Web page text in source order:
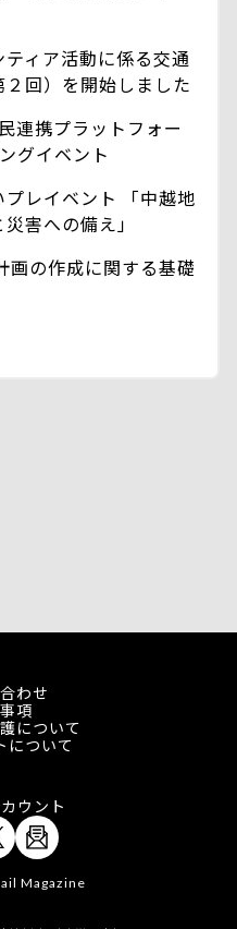
ィア活動に係る交通
回）を開始しました
連携プラットフォー
グイベント
レイベント 「中越地
害への備え」
画の作成に関する基礎
わせ
項
について
について
ウント
Magazine